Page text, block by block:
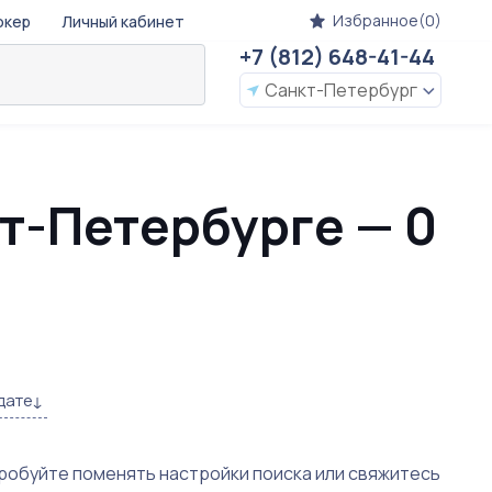
Личный кабинет Избранное(0)
+7 (812) 648-41-44
Санкт-Петербург
Петербурге — 0
поменять настройки поиска или свяжитесь